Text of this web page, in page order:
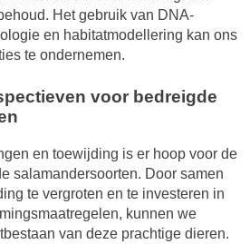
Het gebruik van DNA-
en habitatmodellering kan ons
te ondernemen.
voor bedreigde
en toewijding is er hoop voor de
salamandersoorten. Door samen
te vergroten en te investeren in
kunnen we
van deze prachtige dieren.